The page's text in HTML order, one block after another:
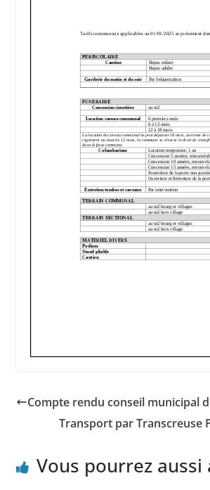
Compte rendu conseil municipal
Transport par Transcreuse
Vous pourrez aussi